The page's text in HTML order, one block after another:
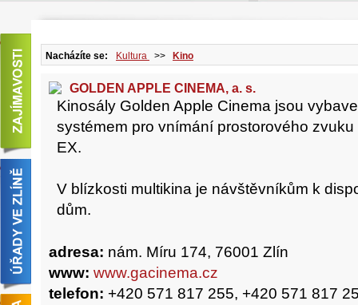
Nacházíte se: Kultura >> Kino
GOLDEN APPLE CINEMA, a. s.
Kinosály Golden Apple Cinema jsou
systémem pro vnímání prostorového
EX.
V blízkosti multikina je návštěvníkům k
dům.
adresa: nám. Míru 174, 76001 Zlín
www: www.gacinema.cz
telefon: +420 571 817 255, +420 571 817